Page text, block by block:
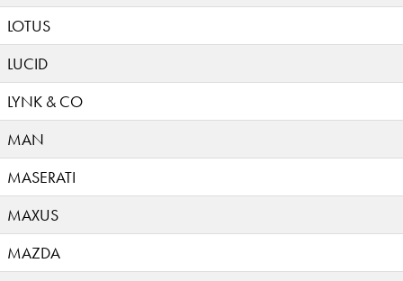
LOTUS
LUCID
LYNK & CO
MAN
MASERATI
MAXUS
MAZDA